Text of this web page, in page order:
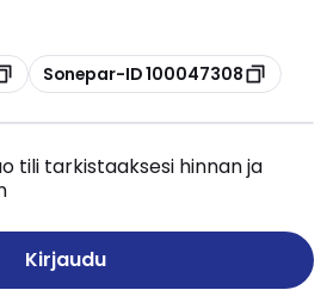
Kopioi
Sonepar-ID 100047308
tili tarkistaaksesi hinnan ja
Kirjaudu